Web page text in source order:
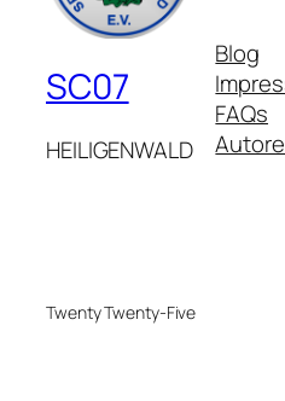
SC07
HEILIGENWALD
Blog
FAQs
Twenty Twenty-Five